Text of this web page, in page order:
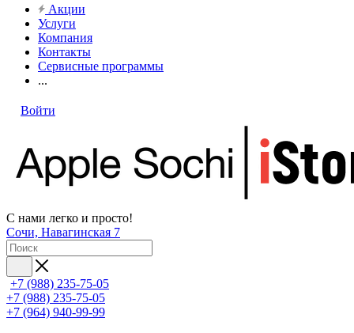
Акции
Услуги
Компания
Контакты
Сервисные программы
...
Войти
С нами легко и просто!
Сочи, Навагинская 7
+7 (988) 235-75-05
+7 (988) 235-75-05
+7 (964) 940-99-99